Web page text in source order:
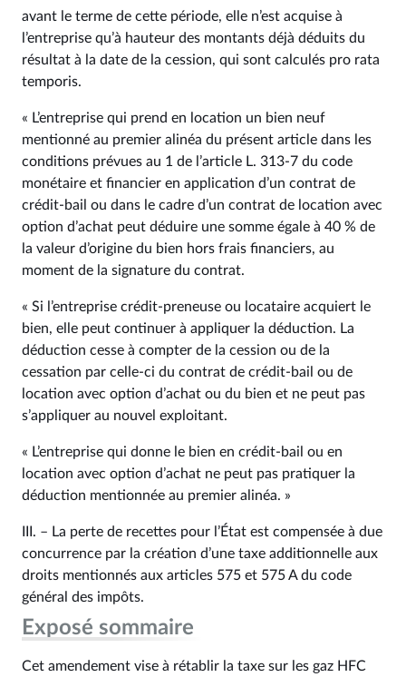
avant le terme de cette période, elle n’est acquise à
l’entreprise qu’à hauteur des montants déjà déduits du
résultat à la date de la cession, qui sont calculés pro rata
temporis.
« L’entreprise qui prend en location un bien neuf
mentionné au premier alinéa du présent article dans les
conditions prévues au 1 de l’article L. 313‑7 du code
monétaire et financier en application d’un contrat de
crédit-bail ou dans le cadre d’un contrat de location avec
option d’achat peut déduire une somme égale à 40 % de
la valeur d’origine du bien hors frais financiers, au
moment de la signature du contrat.
« Si l’entreprise crédit-preneuse ou locataire acquiert le
bien, elle peut continuer à appliquer la déduction. La
déduction cesse à compter de la cession ou de la
cessation par celle-ci du contrat de crédit-bail ou de
location avec option d’achat ou du bien et ne peut pas
s’appliquer au nouvel exploitant.
« L’entreprise qui donne le bien en crédit-bail ou en
location avec option d’achat ne peut pas pratiquer la
déduction mentionnée au premier alinéa. »
III. – La perte de recettes pour l’État est compensée à due
concurrence par la création d’une taxe additionnelle aux
droits mentionnés aux articles 575 et 575 A du code
général des impôts.
Exposé sommaire
Cet amendement vise à rétablir la taxe sur les gaz HFC